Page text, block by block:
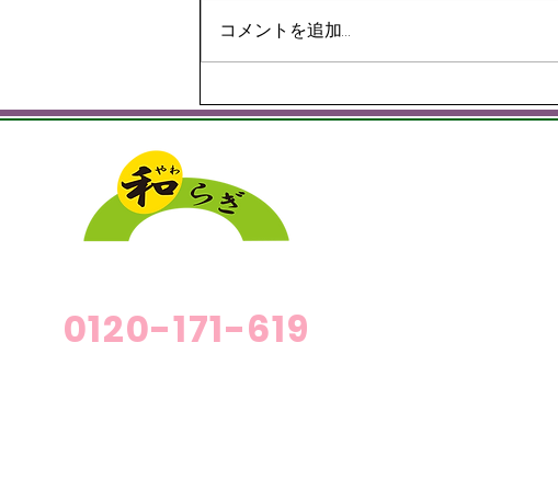
コメントを追加…
0120-171-619